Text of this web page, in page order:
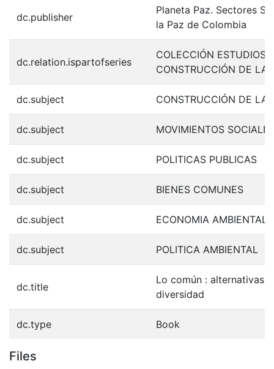
dc.publisher
Planeta Paz. Sectores
la Paz de Colombia
dc.relation.ispartofseries
COLECCIÓN ESTUDIOS
CONSTRUCCIÓN DE LA
dc.subject CONSTRUCCIÓN DE LA
dc.subject MOVIMIENTOS
dc.subject POLITICAS PUBLICAS
dc.subject BIENES COMUNES
dc.subject ECONOMIA AMBIENTAL
dc.subject POLITICA AMBIENTAL
dc.title
Lo común : alternativas
diversidad
dc.type Book
Files